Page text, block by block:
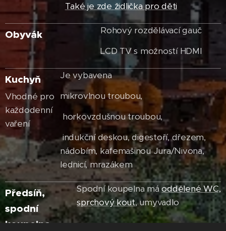
Také je zde židlička pro děti
Obyvák
Rohový rozdělávací gauč
LCD TV s možností HDMI
Kuchyň
Vhodné pro
každodenní
vaření
Je vybavena
mikrovlnou troubou,
horkovzdušnou troubou,
indukční deskou, digestoří, dřezem,
nádobím, kafemašinou Jura/Nivona,
lednicí, mrazákem
Předsíň,
spodní
koupelna
Spodní koupelna máoddělené WC,
sprchový kout, umyvadlo